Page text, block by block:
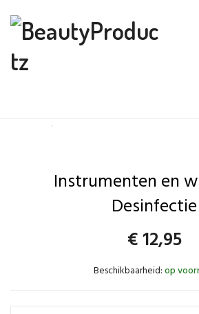
Instrumenten en
Desinfectie
€12,95
Beschikbaarheid:op